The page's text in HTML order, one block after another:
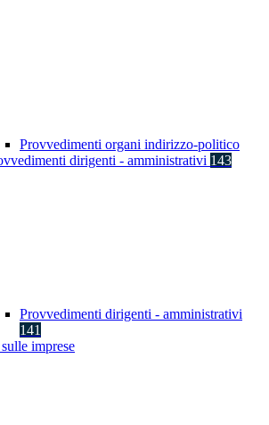
Provvedimenti organi indirizzo-politico
dirigenti - amministrativi 143
Provvedimenti dirigenti - amministrativi
141
imprese